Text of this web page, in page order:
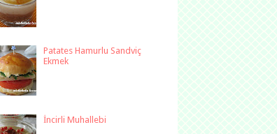
Patates Hamurlu Sandviç
Ekmek
İncirli Muhallebi